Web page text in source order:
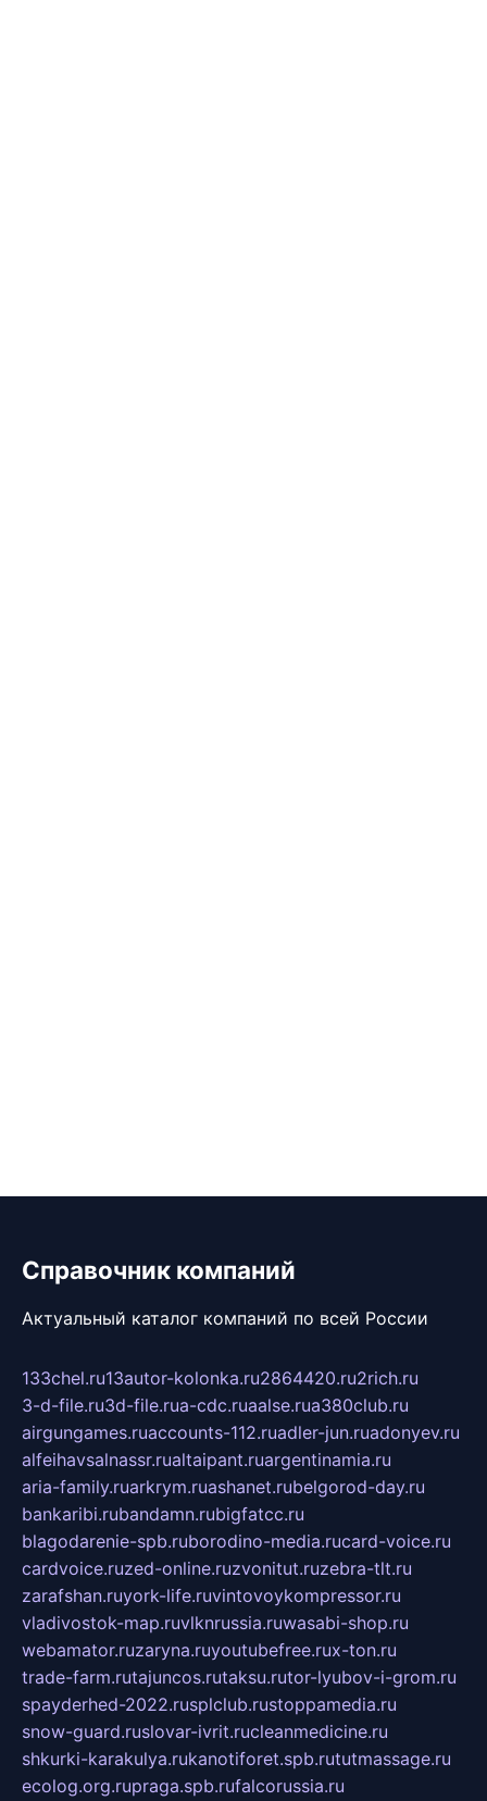
Справочник компаний
Актуальный каталог компаний по всей России
133chel.ru13autor-kolonka.ru2864420.ru2rich.ru
3-d-file.ru3d-file.rua-cdc.ruaalse.rua380club.ru
airgungames.ruaccounts-112.ruadler-jun.ruadonyev.ru
alfeihavsalnassr.rualtaipant.ruargentinamia.ru
aria-family.ruarkrym.ruashanet.rubelgorod-day.ru
bankaribi.rubandamn.rubigfatcc.ru
blagodarenie-spb.ruborodino-media.rucard-voice.ru
cardvoice.ruzed-online.ruzvonitut.ruzebra-tlt.ru
zarafshan.ruyork-life.ruvintovoykompressor.ru
vladivostok-map.ruvlknrussia.ruwasabi-shop.ru
webamator.ruzaryna.ruyoutubefree.rux-ton.ru
trade-farm.rutajuncos.rutaksu.rutor-lyubov-i-grom.ru
spayderhed-2022.rusplclub.rustoppamedia.ru
snow-guard.ruslovar-ivrit.rucleanmedicine.ru
shkurki-karakulya.rukanotiforet.spb.rututmassage.ru
ecolog.org.rupraga.spb.rufalcorussia.ru